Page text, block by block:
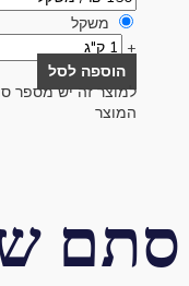
משקל
+
הוספה לסל
למוצר זה יש מספר
המוצר
סתם